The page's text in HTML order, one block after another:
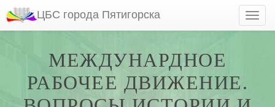
ЦБС города Пятигорска
МЕЖДУНАРДНОЕ
РАБОЧЕЕ ДВИЖЕНИЕ.